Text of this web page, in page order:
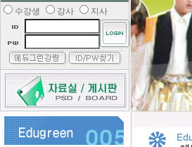
수강생 강사 지사